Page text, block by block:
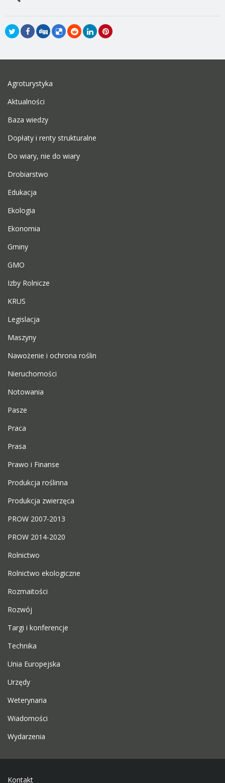
Agroturystyka
Aktualności
Baza wiedzy
Dopłaty i renty strukturalne
Do wiary, nie do wiary
Drobiarstwo
Edukacja
Ekologia
Ekonomia
Gminy
GMO
Izby Rolnicze
KRUS
Legislacja
Maszyny
Nawożenie i ochrona roślin
Nieruchomości
Notowania
Pasze
Praca
Prasa
Prawo i Finanse
Produkcja roślinna
Produkcja zwierzęca
PROW 2007-2013
PROW 2014-2020
Rolnictwo
Rolnictwo ekologiczne
Rozmaitości
Rozwój
Targi i konferencje
Technika
Unia Europejska
Urzędy
Weterynaria
Wiadomości
Wydarzenia
Kontakt